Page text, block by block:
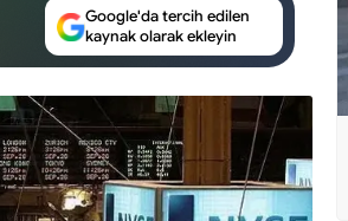
Google'da tercih edilen
kaynak olarak ekleyin